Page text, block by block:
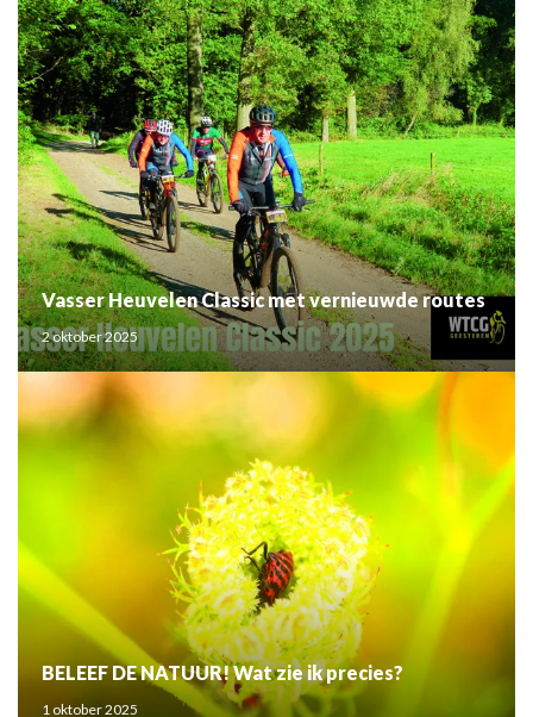
Vasser Heuvelen Classic met vernieuwde routes
2 oktober 2025
BELEEF DE NATUUR! Wat zie ik precies?
1 oktober 2025